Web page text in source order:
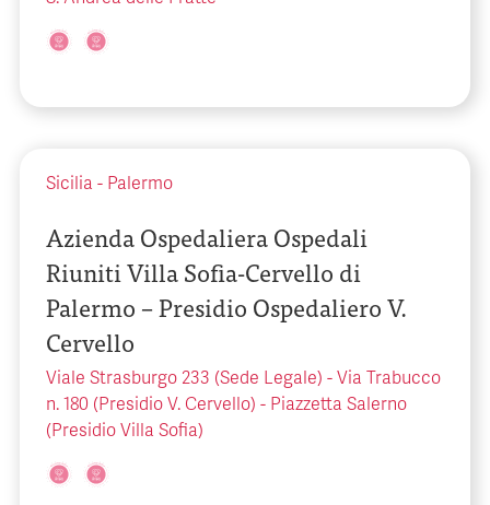
Sicilia - Palermo
Azienda Ospedaliera Ospedali
Riuniti Villa Sofia-Cervello di
Palermo – Presidio Ospedaliero V.
Cervello
Viale Strasburgo 233 (Sede Legale) - Via Trabucco
n. 180 (Presidio V. Cervello) - Piazzetta Salerno
(Presidio Villa Sofia)